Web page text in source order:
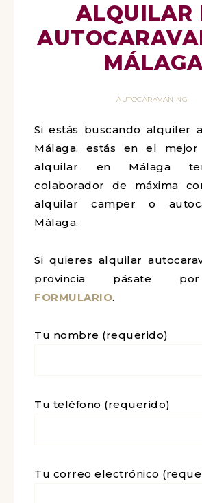
ALQUILAR
AUTOCARAVANING
Si estás buscando alquiler
Málaga, estás en el
alquilar en Málaga
colaborador de máxima
alquilar camper o
Málaga.
Si quieres alquilar
provincia pásate
FORMULARIO.
Tu nombre (requerido)
Tu teléfono (requerido)
Tu correo electrónico